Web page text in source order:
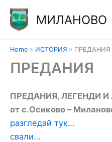
Skip
content
МИЛАНОВО
Home ИСТОРИЯ ПРЕДАНИЯ
ПРЕДАНИЯ
ПРЕДАНИЯ, ЛЕГЕНДИ
от с.Осиково –
разгледай тук…
свали…